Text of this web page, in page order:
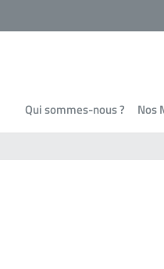
Qui sommes-nous ? Nos